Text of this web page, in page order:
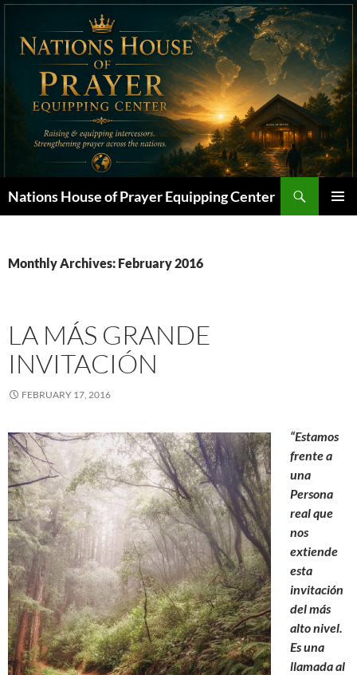
Skip
content
Nations House of Prayer Equipping Center
Monthly Archives: February 2016
LA MÁS GRANDE
INVITACIÓN
FEBRUARY 17, 2016
“Estamos
frente a
una
Persona
real que
nos
extiende
esta
invitación
del más
alto nivel.
Es una
llamada al